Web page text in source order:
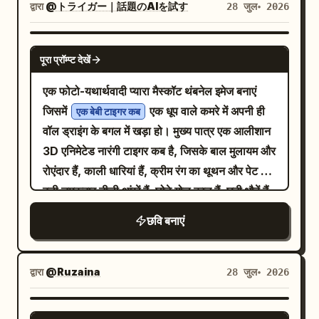
value_range_via_typography DESC,
no_non_letterform_marks DESC LIMIT 1;
स्ट्रट्स और छिपे हुए पेपर मैकेनिक्स दिखाएं- विषय के नाम
या प्रतीकात्मक टाइपोग्राफी को उभरे हुए पेपर अक्षरों या
संरचनात्मक रूपों के रूप में एकीकृत करें- बेस पेज में
एशियाई शहरों
ब्लूप्रिंट या मुद्रित संदर्भ होना चाहिए- सब कुछ कागज,
कार्डस्टॉक, स्याही, मिनिएचर मॉडल सामग्री और सटीक
पॉप-अप इंजीनियरिंग से तैयार किया हुआ महसूस होना
चाहिए- जब तक प्रदान न किया जाए, तब तक कोई हार्ड-
कोडेड शहर, लैंडमार्क, टॉवर, मंदिर, नक्शा, रंग या टेक्स्ट न
हो
द्वारा@トライガー｜話題のAIを試す 28 जुल॰ 2026
GPT IMAGE 2
पूरा प्रॉम्प्ट देखें
एक फोटो-यथार्थवादी प्यारा मैस्कॉट थंबनेल इमेज बनाएं
जिसमें
एक बेबी टाइगर कब
एक धूप वाले कमरे में अपनी ही
वॉल ड्राइंग के बगल में खड़ा हो। मुख्य पात्र एक आलीशान
3D एनिमेटेड नारंगी टाइगर कब है, जिसके बाल मुलायम और
रोएंदार हैं, काली धारियां हैं, क्रीम रंग का थूथन और पेट है,
बड़ी चमकदार नीली आंखें हैं, छोटे गोल कान हैं, घनी भौहें हैं,
एक छोटी भूरी नाक है और चेहरे पर एक प्यारी सी मुस्कान
है। यह एक पैर पर चंचल तरीके से खड़ा है और दूसरा पैर
पीछे की ओर उठा हुआ है, एक पंजा सिर के पीछे छू रहा है और
दूसरा पंजा बाहर की ओर फैला हुआ है जैसे कि वह ड्राइंग को
दिखा रहा हो। दाईं ओर की दीवार पर, उसी टाइगर का एक
बड़ा काला हाथ से बना स्केच दिखाएं, जो ढीले पेंसिल/मार्कर
छवि बनाएं
द्वारा@Ruzaina 28 जुल॰ 2026
GPT IMAGE 2